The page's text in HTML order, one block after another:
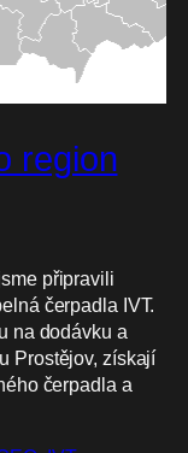
region
připravili
čerpadla IVT.
na dodávku a
Prostějov, získají
čerpadla a